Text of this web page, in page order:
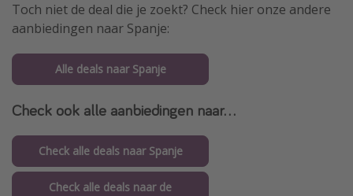
Toch niet de deal die je zoekt? Check hier onze andere
aanbiedingen naar Spanje:
Alle deals naar Spanje
Check ook alle aanbiedingen naar...
Check alle deals naar Spanje
Check alle deals naar de